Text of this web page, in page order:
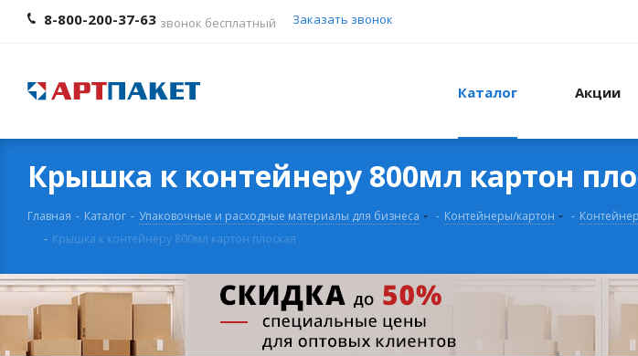
8-800-200-37-63 звонок бесплатный Заказать звонок
Каталог Акции
Крышка к контейнеру 800мл картон
Главная - Каталог - Упаковочные и расходные материалы для бизнеса - Контейнеры/картон -
- Крышка к контейнеру 800мл картон плоская